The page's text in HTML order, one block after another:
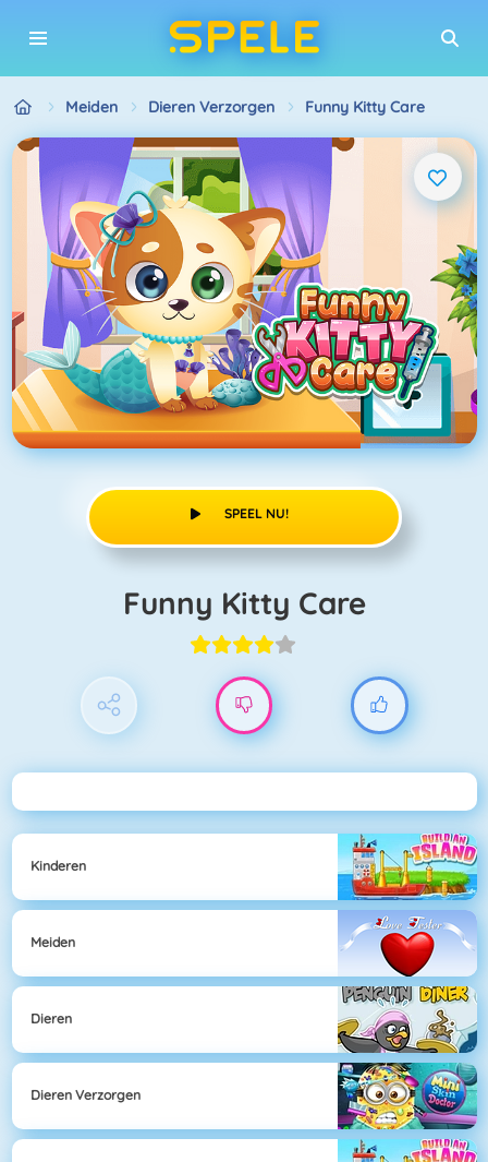
Meiden Dieren Verzorgen Funny Kitty Care
SPEEL NU!
Funny Kitty Care
Kinderen
Meiden
Dieren
Dieren Verzorgen